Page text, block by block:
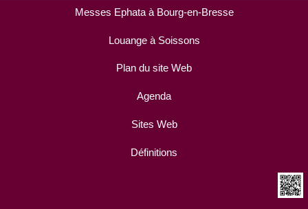
Messes Ephata à Bourg-en-Bresse
Louange à Soissons
Plan du site Web
Agenda
Sites Web
Définitions